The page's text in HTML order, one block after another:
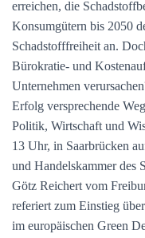
erreichen, die
Konsumgütern bis 2050
Schadstofffreiheit an.
Bürokratie- und
Unternehmen
Erfolg versprechende
Politik, Wirtschaft und
13 Uhr, in Saarbrücken
und Handelskammer des
Götz Reichert vom
referiert zum Einstieg
im europäischen Green